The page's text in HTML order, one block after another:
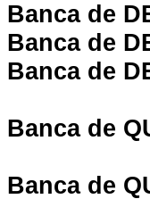
Banca de
Banca de
Banca de
Banca de
Banca de